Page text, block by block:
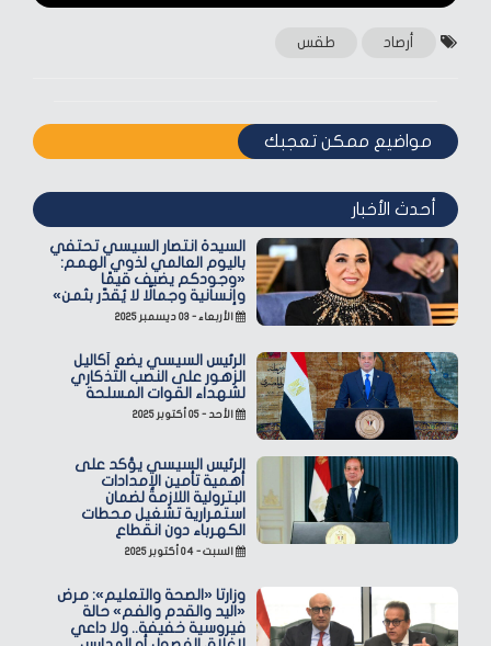
أرصاد طقس
مواضيع ممكن تعجبك
أحدث الأخبار
السيدة انتصار السيسي تحتفي
باليوم العالمي لذوي الهمم:
«وجودكم يضيف قيمًا
وإنسانية وجمالًا لا يُقدّر بثمن»
الأربعاء - ٠٣ ديسمبر ٢٠٢٥
الرئيس السيسي يضع أكاليل
الزهور على النصب التذكاري
لشهداء القوات المسلحة
الأحد - ٠٥ أكتوبر ٢٠٢٥
الرئيس السيسي يؤكد على
أهمية تأمين الإمدادات
البترولية اللازمة لضمان
استمرارية تشغيل محطات
الكهرباء دون انقطاع
السبت - ٠٤ أكتوبر ٢٠٢٥
وزارتا «الصحة والتعليم»: مرض
«اليد والقدم والفم» حالة
فيروسية خفيفة.. ولا داعي